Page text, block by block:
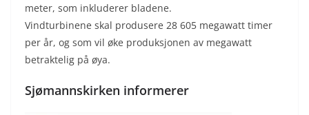
meter, som inkluderer bladene.
Vindturbinene skal produsere 28 605 megawatt timer
per år, og som vil øke produksjonen av megawatt
betraktelig på øya.
Sjømannskirken informerer